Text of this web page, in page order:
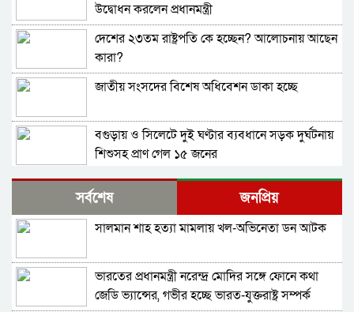
উদ্বোধন করলেন প্রধানমন্ত্রী
দেশের ২৩তম রাষ্ট্রপতি কে হচ্ছেন? আলোচনায় আছেন
কারা?
জাতীয় সংসদের বিশেষ অধিবেশন ডাকা হচ্ছে
বগুড়ায় ও সিলেটে দুই ঘণ্টার ব্যবধানে সড়ক দুর্ঘটনায়
শিশুসহ প্রাণ গেল ১৫ জনের
বিমানবন্দরে ভিআইপি-সিআইপিসহ সবাইকে তল্লাশির
নির্দেশ
বিটিভির মহাপরিচালক হলেন কাজী জেসিন
র‍্যাব বিলুপ্ত করে আনা হচ্ছে নতুন বাহিনী
সর্বশেষ জনপ্রিয়
সালমান শাহ হত্যা মামলায় খল-অভিনেতা ডন আটক
ভারতের প্রধানমন্ত্রী নরেন্দ্র মোদির সঙ্গে ফোনে কথা
জেডি ভ্যান্সের, গভীর হচ্ছে ভারত-যুক্তরাষ্ট্র সম্পর্ক